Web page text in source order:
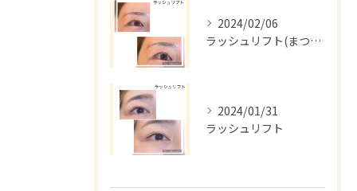
2024/02/06
ラッシュリフト(まつ毛パーマ)
2024/01/31
ラッシュリフト